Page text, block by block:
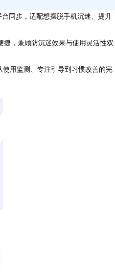
同步，适配想摆脱手机沉迷、提升
，兼顾防沉迷效果与使用灵活性双
用监测、专注引导到习惯改善的完